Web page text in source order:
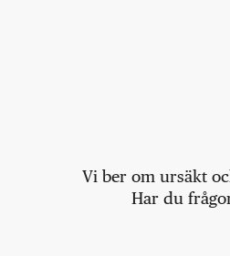
Vi ber om ursäkt
Har du